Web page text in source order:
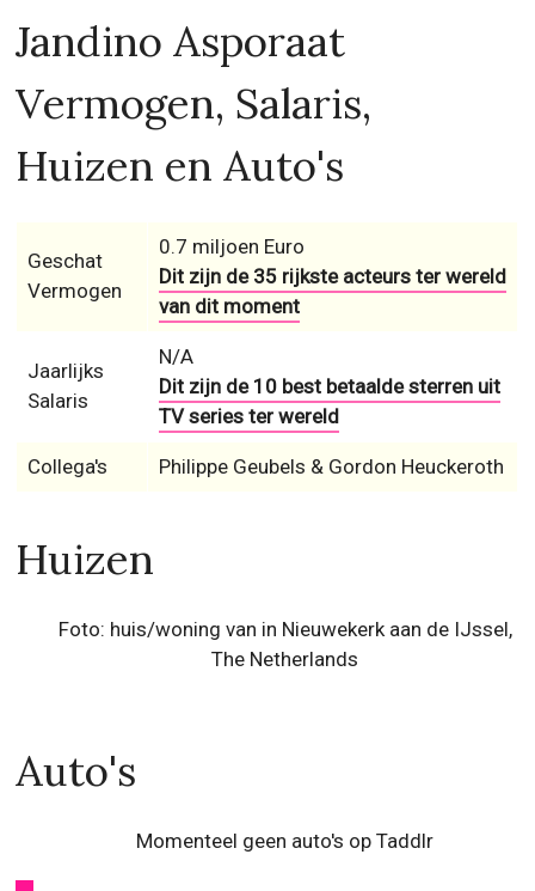
Jandino Asporaat
Vermogen, Salaris,
Huizen en Auto's
Geschat
Vermogen
0.7 miljoen Euro
Dit zijn de 35 rijkste acteurs ter wereld
van dit moment
Jaarlijks
Salaris
N/A
Dit zijn de 10 best betaalde sterren uit
TV series ter wereld
Collega's Philippe Geubels & Gordon Heuckeroth
Huizen
Foto: huis/woning van in Nieuwekerk aan de IJssel,
The Netherlands
Auto's
Momenteel geen auto's op Taddlr